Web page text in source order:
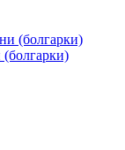
(болгарки)